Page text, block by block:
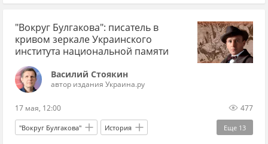
Пушкин Украина Россия
Михаил Булгаков Одесская область
Ирина Билык Украина.ру
"Вокруг Булгакова": писатель в
кривом зеркале Украинского
института национальной памяти
Василий Стоякин
автор издания Украина.ру
17 мая, 12:00 477
Еще 13
"Вокруг Булгакова" История